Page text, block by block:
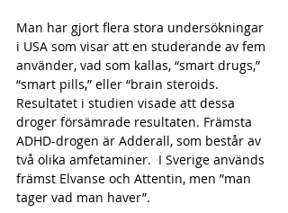
Man har gjort flera stora undersökningar
i USA som visar att en studerande av fem
använder, vad som kallas, “smart drugs,”
“smart pills,” eller “brain steroids.
Resultatet i studien visade att dessa
droger försämrade resultaten. Främsta
ADHD-drogen är Adderall, som består av
två olika amfetaminer.  I Sverige används
främst Elvanse och Attentin, men ”man
tager vad man haver”.